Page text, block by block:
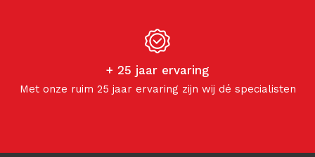
+ 25 jaar ervaring
Met onze ruim 25 jaar ervaring zijn wij dé specialisten